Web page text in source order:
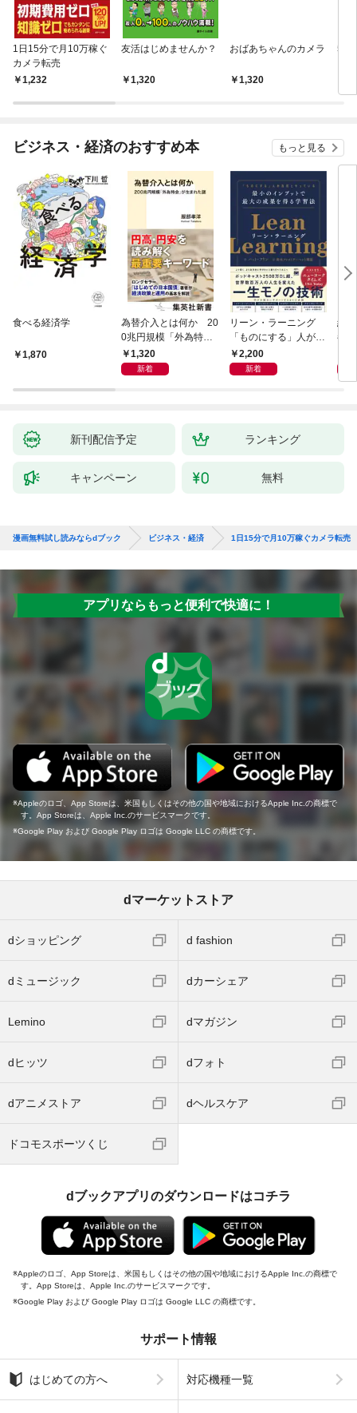
1日15分で月10万稼ぐ
カメラ転売
1,232
友活はじめませんか？
1,320
おばあちゃんのカメラ
1,320
5年
ビジネス・経済のおすすめ本 もっと見る
食べる経済学
1,870
為替介入とは何か 20
0兆円規模「外為特
会」が生まれた謎
1,320
新着
リーン・ラーニング
「ものにする」人が自
然とやっている 最小の
インプットで最大の成
2,200
新着
経
都
新刊配信予定 ランキング
キャンペーン 無料
漫画無料試し読みならdブック ビジネス・経済 1日15分で月10万稼ぐカメラ転売
アプリならもっと便利で快適に！
Appleのロゴ、App Storeは、米国もしくはその他の国や地域におけるApple Inc.の商標で
す。App Storeは、Apple Inc.のサービスマークです。
Google Play および Google Play ロゴは Google LLC の商標です。
dマーケットストア
dショッピング d fashion
dミュージック dカーシェア
Lemino dマガジン
dヒッツ dフォト
dアニメストア dヘルスケア
ドコモスポーツくじ
dブックアプリのダウンロードはコチラ
Appleのロゴ、App Storeは、米国もしくはその他の国や地域におけるApple Inc.の商標で
す。App Storeは、Apple Inc.のサービスマークです。
Google Play および Google Play ロゴは Google LLC の商標です。
サポート情報
はじめての方へ 対応機種一覧